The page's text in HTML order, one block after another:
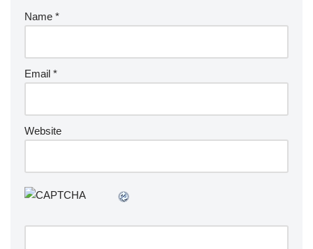
Name *
Email *
Website